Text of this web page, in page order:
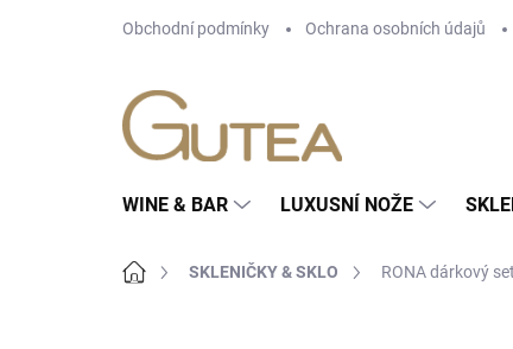
Obchodní podmínky Ochrana osobních údajů
WINE & BAR LUXUSNÍ NOŽE
Domů SKLENIČKY & SKLO RONA dárkový